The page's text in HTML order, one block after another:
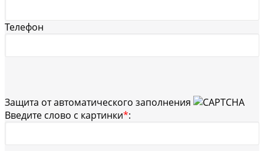
Телефон
Защита от автоматического заполнения
Введите слово с картинки*: